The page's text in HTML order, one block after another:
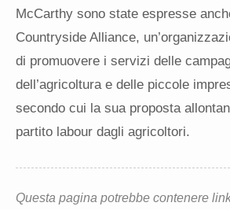
McCarthy sono state espresse
Countryside Alliance,
di promuovere i servizi delle
dell’agricoltura e delle piccole
secondo cui la sua proposta
partito labour dagli agricoltori.
Questa pagina potrebbe contenere